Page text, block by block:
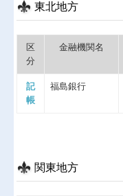
東北地方
区
分
金融機関名
記
帳
福島銀行
関東地方